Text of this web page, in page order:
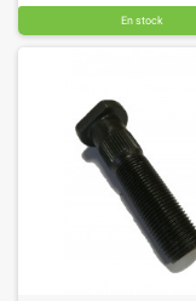
En stock